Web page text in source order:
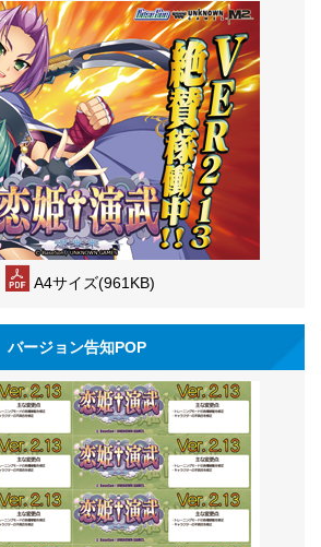
A4サイズ(961KB)
バージョン告知POP